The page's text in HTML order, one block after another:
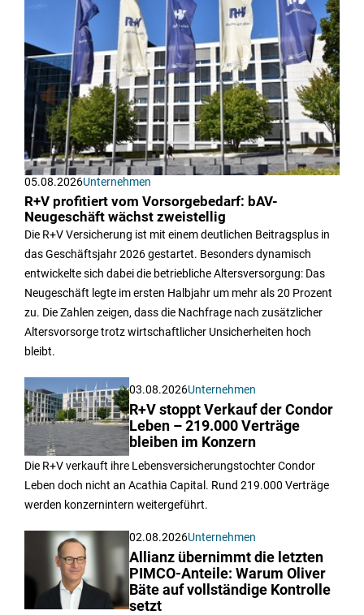
05.08.2026Unternehmen
R+V profitiert vom Vorsorgebedarf: bAV-
Neugeschäft wächst zweistellig
Die R+V Versicherung ist mit einem deutlichen Beitragsplus in
das Geschäftsjahr 2026 gestartet. Besonders dynamisch
entwickelte sich dabei die betriebliche Altersversorgung: Das
Neugeschäft legte im ersten Halbjahr um mehr als 20 Prozent
zu. Die Zahlen zeigen, dass die Nachfrage nach zusätzlicher
Altersvorsorge trotz wirtschaftlicher Unsicherheiten hoch
bleibt.
03.08.2026Unternehmen
R+V stoppt Verkauf der Condor
Leben – 219.000 Verträge
bleiben im Konzern
Die R+V verkauft ihre Lebensversicherungstochter Condor
Leben doch nicht an Acathia Capital. Rund 219.000 Verträge
werden konzernintern weitergeführt.
02.08.2026Unternehmen
Allianz übernimmt die letzten
PIMCO-Anteile: Warum Oliver
Bäte auf vollständige Kontrolle
setzt